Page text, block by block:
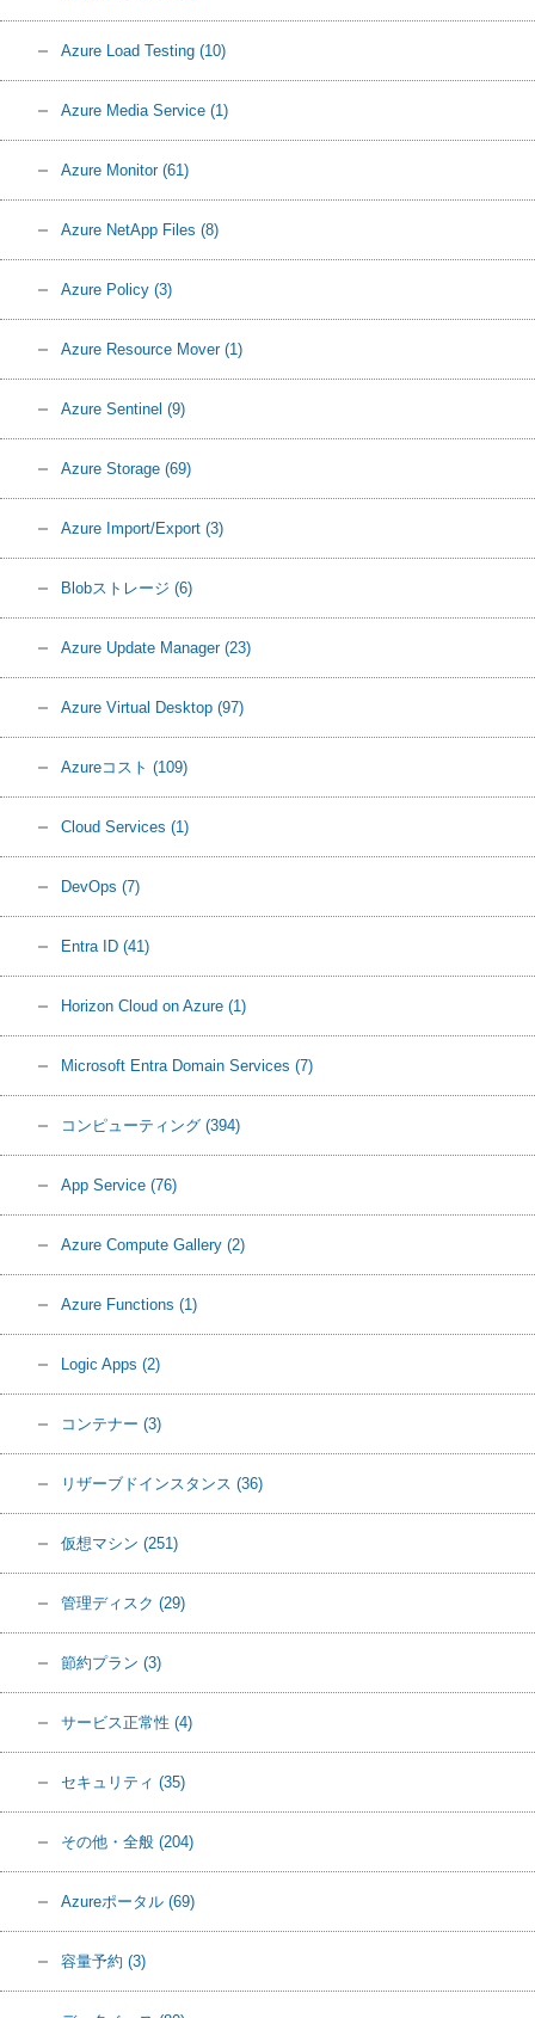
Azure Load Testing (10)
Azure Media Service (1)
Azure Monitor (61)
Azure NetApp Files (8)
Azure Policy (3)
Azure Resource Mover (1)
Azure Sentinel (9)
Azure Storage (69)
Azure Import/Export (3)
Blobストレージ (6)
Azure Update Manager (23)
Azure Virtual Desktop (97)
Azureコスト (109)
Cloud Services (1)
DevOps (7)
Entra ID (41)
Horizon Cloud on Azure (1)
Microsoft Entra Domain Services (7)
コンピューティング (394)
App Service (76)
Azure Compute Gallery (2)
Azure Functions (1)
Logic Apps (2)
コンテナー (3)
リザーブドインスタンス (36)
仮想マシン (251)
管理ディスク (29)
節約プラン (3)
サービス正常性 (4)
セキュリティ (35)
その他・全般 (204)
Azureポータル (69)
容量予約 (3)